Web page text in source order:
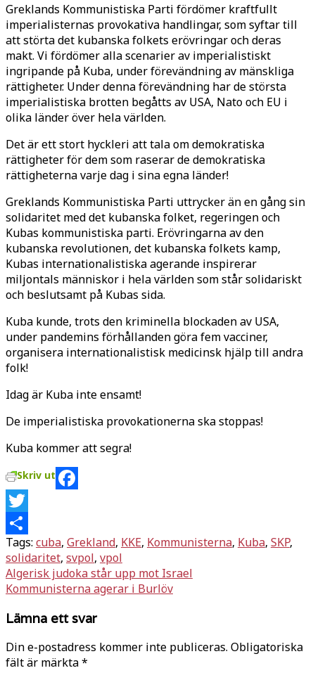
Greklands Kommunistiska Parti fördömer kraftfullt
imperialisternas provokativa handlingar, som syftar till
att störta det kubanska folkets erövringar och deras
makt. Vi fördömer alla scenarier av imperialistiskt
ingripande på Kuba, under förevändning av mänskliga
rättigheter. Under denna förevändning har de största
imperialistiska brotten begåtts av USA, Nato och EU i
olika länder över hela världen.
Det är ett stort hyckleri att tala om demokratiska
rättigheter för dem som raserar de demokratiska
rättigheterna varje dag i sina egna länder!
Greklands Kommunistiska Parti uttrycker än en gång sin
solidaritet med det kubanska folket, regeringen och
Kubas kommunistiska parti. Erövringarna av den
kubanska revolutionen, det kubanska folkets kamp,
Kubas internationalistiska agerande inspirerar
miljontals människor i hela världen som står solidariskt
och beslutsamt på Kubas sida.
Kuba kunde, trots den kriminella blockaden av USA,
under pandemins förhållanden göra fem vacciner,
organisera internationalistisk medicinsk hjälp till andra
folk!
Idag är Kuba inte ensamt!
De imperialistiska provokationerna ska stoppas!
Kuba kommer att segra!
Skriv ut
Facebook
Twitter
Dela
Tags: cuba, Grekland, KKE, Kommunisterna, Kuba, SKP,
solidaritet, svpol, vpol
Inläggsnavigering
Algerisk judoka står upp mot Israel
Kommunisterna agerar i Burlöv
Lämna ett svar
Din e-postadress kommer inte publiceras. Obligatoriska
fält är märkta*